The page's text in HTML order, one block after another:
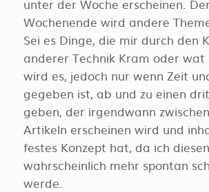
unter der Woche erscheinen.
Wochenende wird andere
Sei es Dinge, die mir durch den
anderer Technik Kram oder wat
wird es, jedoch nur wenn Zeit
gegeben ist, ab und zu einen
geben, der irgendwann
Artikeln erscheinen wird und
festes Konzept hat, da ich diesen
wahrscheinlich mehr spontan
werde.